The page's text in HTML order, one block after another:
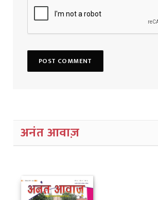
अनंत आवाज़